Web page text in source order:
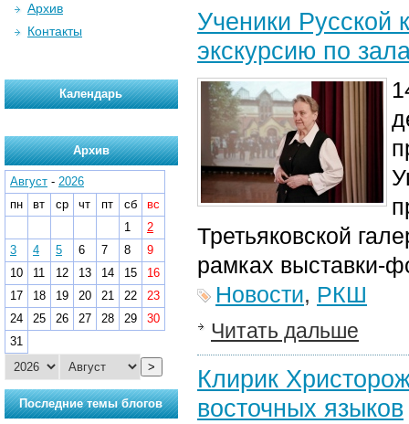
Ученики Русской
экскурсию по
Третьяковской
рамках выставки-
Новости, РКШ
Читать дальше
Клирик
восточных языков
Архив
Контакты
Календарь
Архив
Август - 2026
пн
вт ср чт пт сб
вс
1
2
3
4 5 6 7 8
9
10
11 12 13 14 15
16
17
18 19 20 21 22
23
24
25 26 27 28 29
30
31
>
Последние темы блогов